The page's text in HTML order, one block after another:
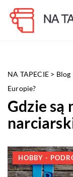
NA TAPECIE > Blog
Europie?
Gdzie są
HOBBY -